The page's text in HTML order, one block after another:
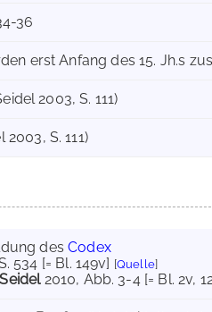
36
erst Anfang des 15. Jh.s
2003, S. 111)
S. 111)
desCodex
534 [= Bl. 149v] [Quelle]
2010, Abb. 3-4 [= Bl. 2v,